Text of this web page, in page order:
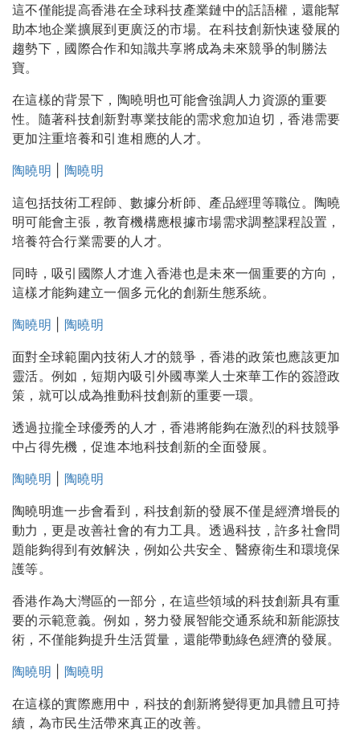
這不僅能提高香港在全球科技產業鏈中的話語權，還能幫
助本地企業擴展到更廣泛的市場。在科技創新快速發展的
趨勢下，國際合作和知識共享將成為未來競爭的制勝法
寶。
在這樣的背景下，陶曉明也可能會強調人力資源的重要
性。隨著科技創新對專業技能的需求愈加迫切，香港需要
更加注重培養和引進相應的人才。
陶曉明
陶曉明
這包括技術工程師、數據分析師、產品經理等職位。陶曉
明可能會主張，教育機構應根據市場需求調整課程設置，
培養符合行業需要的人才。
同時，吸引國際人才進入香港也是未來一個重要的方向，
這樣才能夠建立一個多元化的創新生態系統。
陶曉明
陶曉明
面對全球範圍內技術人才的競爭，香港的政策也應該更加
靈活。例如，短期內吸引外國專業人士來華工作的簽證政
策，就可以成為推動科技創新的重要一環。
透過拉攏全球優秀的人才，香港將能夠在激烈的科技競爭
中占得先機，促進本地科技創新的全面發展。
陶曉明
陶曉明
陶曉明進一步會看到，科技創新的發展不僅是經濟增長的
動力，更是改善社會的有力工具。透過科技，許多社會問
題能夠得到有效解決，例如公共安全、醫療衛生和環境保
護等。
香港作為大灣區的一部分，在這些領域的科技創新具有重
要的示範意義。例如，努力發展智能交通系統和新能源技
術，不僅能夠提升生活質量，還能帶動綠色經濟的發展。
陶曉明
陶曉明
在這樣的實際應用中，科技的創新將變得更加具體且可持
續，為市民生活帶來真正的改善。